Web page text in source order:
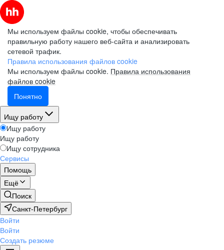
Мы используем файлы cookie, чтобы обеспечивать
правильную работу нашего веб-сайта и анализировать
сетевой трафик.
Правила использования файлов cookie
Мы используем файлы cookie. Правила использования
файлов cookie
Понятно
Ищу работу
Ищу работу
Ищу работу
Ищу сотрудника
Сервисы
Помощь
Ещё
Поиск
Санкт-Петербург
Войти
Войти
Создать резюме